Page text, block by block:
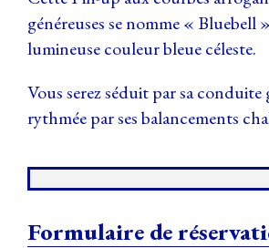
généreuses se nomme « Bluebell
lumineuse couleur bleue céleste.
Vous serez séduit par sa conduite
rythmée par ses balancements
Formulaire de